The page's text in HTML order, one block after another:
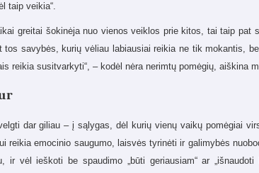
taip veikia“.
greitai šokinėja nuo vienos veiklos prie kitos, tai taip pat
savybės, kurių vėliau labiausiai reikia ne tik mokantis,
reikia susitvarkyti“, – kodėl nėra nerimtų pomėgių, aiškina
dar giliau – į sąlygas, dėl kurių vienų vaikų pomėgiai
reikia emocinio saugumo, laisvės tyrinėti ir galimybės
vėl ieškoti be spaudimo „būti geriausiam“ ar